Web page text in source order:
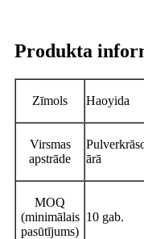
Produkta
Zīmols Haoyida
Virsmas
apstrāde
ārā
MOQ
(minimālais
pasūtījums)
10 gab.